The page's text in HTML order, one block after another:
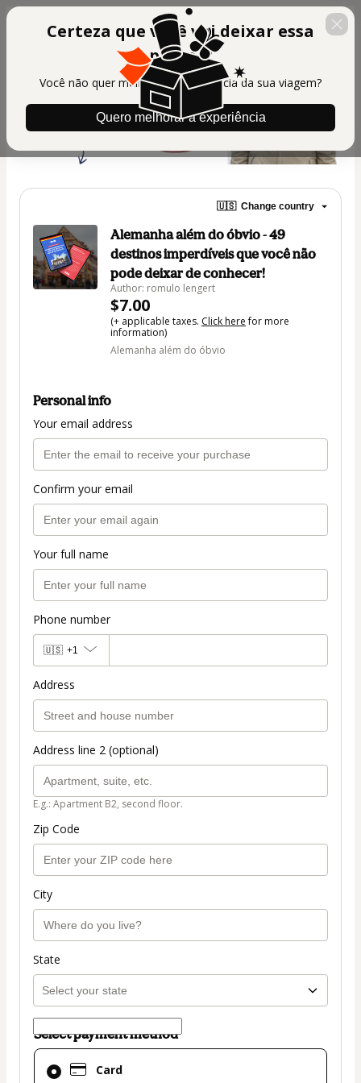
Certeza que você vai deixar essa
passar?
Você não quer melhorar a experiência da sua viagem?
Quero melhorar a experiência
🇺🇸 Change country
Alemanha além do óbvio - 49
destinos imperdíveis que você não
pode deixar de conhecer!
Author: romulo lengert
$7.00
(+ applicable taxes. Click herefor more
information)
Alemanha além do óbvio
Personal info
Your email address
Confirm your email
Your full name
Phone number
🇺🇸 +1
Address
Address line 2 (optional)
E.g.: Apartment B2, second floor.
Zip Code
City
State
Select payment method
Card
Card
selected